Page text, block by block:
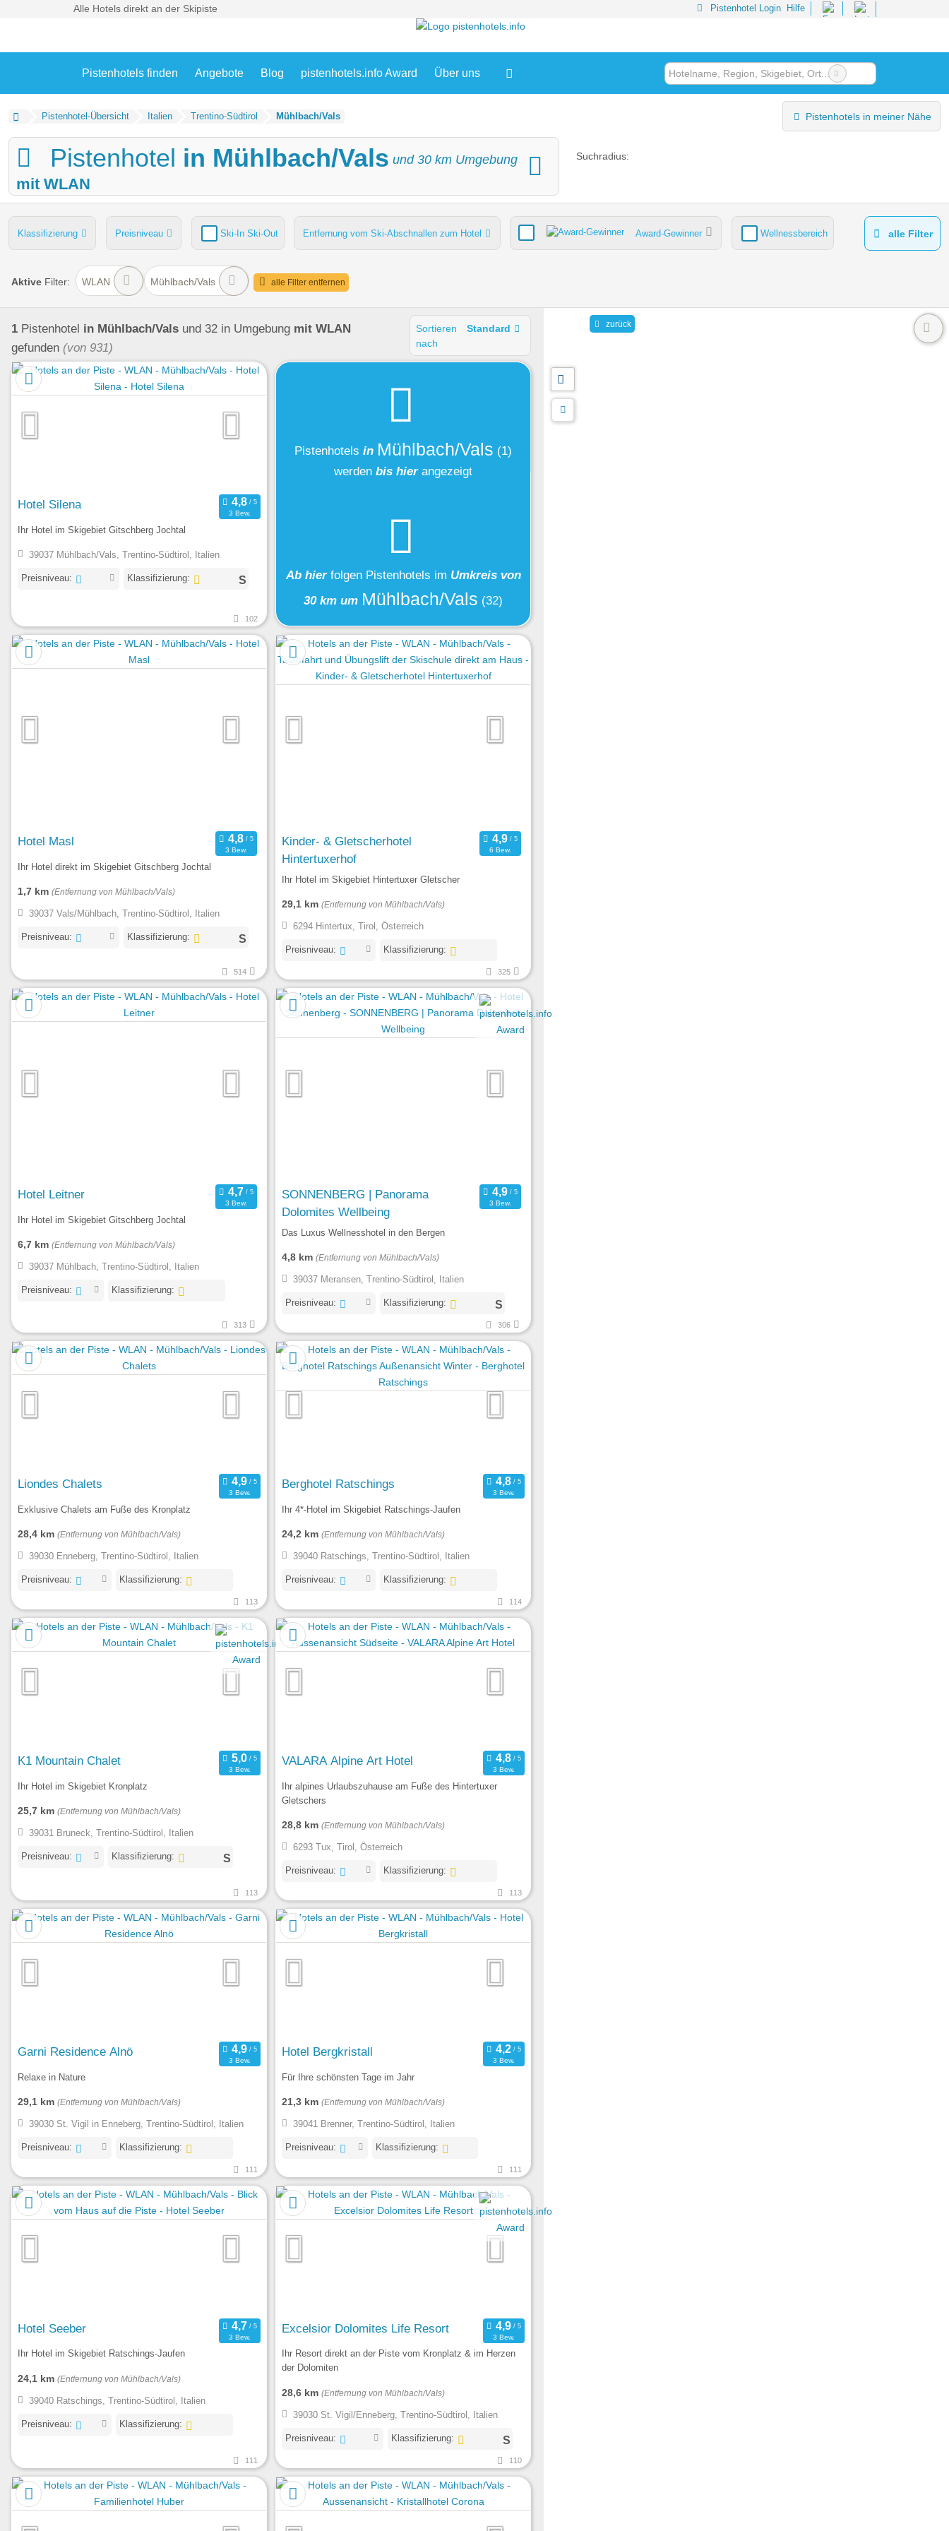
Alle Hotels direkt an der Skipiste Pistenhotel Login Hilfe
Pistenhotels finden Angebote Blog pistenhotels.info Award Über uns
Pistenhotel-Übersicht Italien Trentino-Südtirol Mühlbach/Vals Pistenhotels in meiner Nähe
Pistenhotel in Mühlbach/Vals und 30 km Umgebung
mit WLAN
Suchradius:
Klassifizierung Preisniveau Ski-In Ski-Out Entfernung vom Ski-Abschnallen zum Hotel Award-Gewinner Wellnessbereich
Pools Hunde Kinder-/Übungshang Skiverleih Verpflegung
alle Filter
Aktive Filter: WLAN Mühlbach/Vals alle Filter entfernen
1 Pistenhotel in Mühlbach/Vals und 32 in Umgebung mit WLAN
gefunden (von 931)
Sortieren
nach
Standard
Hotel Silena
3 Bew.
Ihr Hotel im Skigebiet Gitschberg Jochtal
39037 Mühlbach/Vals, Trentino-Südtirol, Italien
Preisniveau: Klassifizierung:
102
Pistenhotels in Mühlbach/Vals (1)
werden bis hierangezeigt
Ab hier folgen Pistenhotels im Umkreis von
30 km um Mühlbach/Vals (32)
Hotel Masl
3 Bew.
Ihr Hotel direkt im Skigebiet Gitschberg Jochtal
1,7 km (Entfernung von Mühlbach/Vals)
39037 Vals/Mühlbach, Trentino-Südtirol, Italien
Preisniveau: Klassifizierung:
514
Kinder- & Gletscherhotel
Hintertuxerhof
6 Bew.
Ihr Hotel im Skigebiet Hintertuxer Gletscher
29,1 km (Entfernung von Mühlbach/Vals)
6294 Hintertux, Tirol, Österreich
Preisniveau: Klassifizierung:
325
Hotel Leitner
3 Bew.
Ihr Hotel im Skigebiet Gitschberg Jochtal
6,7 km (Entfernung von Mühlbach/Vals)
39037 Mühlbach, Trentino-Südtirol, Italien
Preisniveau: Klassifizierung:
313
SONNENBERG | Panorama
Dolomites Wellbeing
3 Bew.
Das Luxus Wellnesshotel in den Bergen
4,8 km (Entfernung von Mühlbach/Vals)
39037 Meransen, Trentino-Südtirol, Italien
Preisniveau: Klassifizierung:
306
Liondes Chalets
3 Bew.
Exklusive Chalets am Fuße des Kronplatz
28,4 km (Entfernung von Mühlbach/Vals)
39030 Enneberg, Trentino-Südtirol, Italien
Preisniveau: Klassifizierung:
113
Berghotel Ratschings
3 Bew.
Ihr 4*-Hotel im Skigebiet Ratschings-Jaufen
24,2 km (Entfernung von Mühlbach/Vals)
39040 Ratschings, Trentino-Südtirol, Italien
Preisniveau: Klassifizierung:
114
K1 Mountain Chalet
3 Bew.
Ihr Hotel im Skigebiet Kronplatz
25,7 km (Entfernung von Mühlbach/Vals)
39031 Bruneck, Trentino-Südtirol, Italien
Preisniveau: Klassifizierung:
113
VALARA Alpine Art Hotel
3 Bew.
Ihr alpines Urlaubszuhause am Fuße des Hintertuxer
Gletschers
28,8 km (Entfernung von Mühlbach/Vals)
6293 Tux, Tirol, Österreich
Preisniveau: Klassifizierung:
113
Garni Residence Alnö
3 Bew.
Relaxe in Nature
29,1 km (Entfernung von Mühlbach/Vals)
39030 St. Vigil in Enneberg, Trentino-Südtirol, Italien
Preisniveau: Klassifizierung:
111
Hotel Bergkristall
3 Bew.
Für Ihre schönsten Tage im Jahr
21,3 km (Entfernung von Mühlbach/Vals)
39041 Brenner, Trentino-Südtirol, Italien
Preisniveau: Klassifizierung:
111
Hotel Seeber
3 Bew.
Ihr Hotel im Skigebiet Ratschings-Jaufen
24,1 km (Entfernung von Mühlbach/Vals)
39040 Ratschings, Trentino-Südtirol, Italien
Preisniveau: Klassifizierung:
111
Excelsior Dolomites Life Resort
3 Bew.
Ihr Resort direkt an der Piste vom Kronplatz & im Herzen
der Dolomiten
28,6 km (Entfernung von Mühlbach/Vals)
39030 St. Vigil/Enneberg, Trentino-Südtirol, Italien
Preisniveau: Klassifizierung:
110
zurück